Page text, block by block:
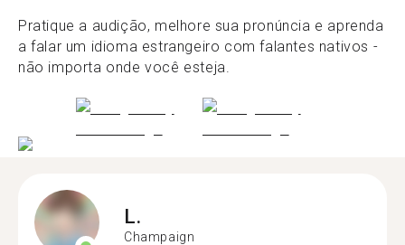
Pratique a audição, melhore sua pronúncia e aprenda
a falar um idioma estrangeiro com falantes nativos -
não importa onde você esteja.
L.
Champaign